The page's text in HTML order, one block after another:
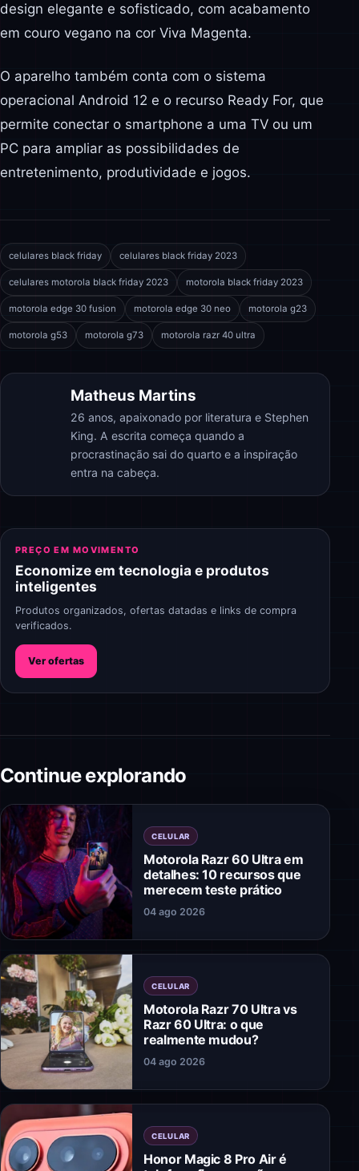
design elegante e sofisticado, com acabamento
em couro vegano na cor Viva Magenta.
O aparelho também conta com o sistema
operacional Android 12 e o recurso Ready For, que
permite conectar o smartphone a uma TV ou um
PC para ampliar as possibilidades de
entretenimento, produtividade e jogos.
celulares black friday celulares black friday 2023
celulares motorola black friday 2023 motorola black friday 2023
motorola edge 30 fusion motorola edge 30 neo motorola g23
motorola g53 motorola g73 motorola razr 40 ultra
Matheus Martins
26 anos, apaixonado por literatura e Stephen
King. A escrita começa quando a
procrastinação sai do quarto e a inspiração
entra na cabeça.
PREÇO EM MOVIMENTO
Economize em tecnologia e produtos
inteligentes
Produtos organizados, ofertas datadas e links de compra
verificados.
Ver ofertas
Continue explorando
CELULAR
Motorola Razr 60 Ultra em
detalhes: 10 recursos que
merecem teste prático
04 ago 2026
CELULAR
Motorola Razr 70 Ultra vs
Razr 60 Ultra: o que
realmente mudou?
04 ago 2026
CELULAR
Honor Magic 8 Pro Air é